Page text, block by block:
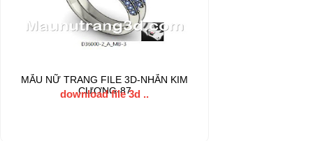
MẪU NỮ TRANG FILE 3D-NHẪN KIM
CƯƠNG-87
download file 3d ..